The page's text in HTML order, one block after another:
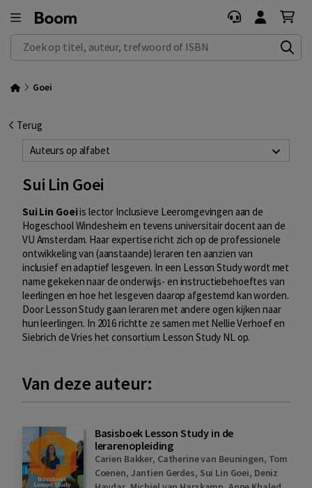
Zoek op titel, auteur, trefwoord of ISBN
Goei
Terug
Auteurs op alfabet
Sui Lin Goei
Sui Lin Goeiis lector Inclusieve Leeromgevingen aan de
Hogeschool Windesheim en tevens universitair docent aan de
VU Amsterdam. Haar expertise richt zich op de professionele
ontwikkeling van (aanstaande) leraren ten aanzien van
inclusief en adaptief lesgeven. In een Lesson Study wordt met
name gekeken naar de onderwijs- en instructiebehoeftes van
leerlingen en hoe het lesgeven daarop afgestemd kan worden.
Door Lesson Study gaan leraren met andere ogen kijken naar
hun leerlingen. In 2016 richtte ze samen met Nellie Verhoef en
Siebrich de Vries het consortium Lesson Study NL op.
Van deze auteur:
Basisboek Lesson Study in de
lerarenopleiding
Carien Bakker, Catherine van Beuningen, Tom
Coenen, Jantien Gerdes, Sui Lin Goei, Deniz